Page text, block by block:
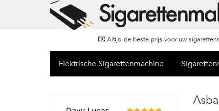
Altijd de beste prijs voor uw
Elektrische Sigarettenmachine